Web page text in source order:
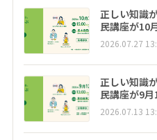
正しい知識
民講座が10
2026.07.27
正しい知識
民講座が9
2026.07.13